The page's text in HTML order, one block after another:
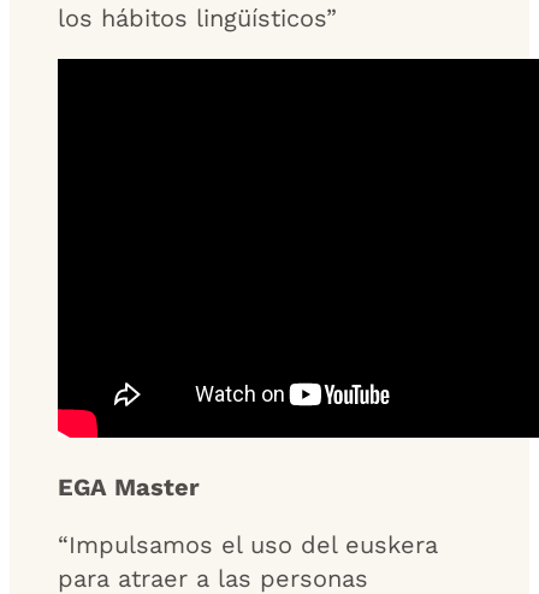
los hábitos lingüísticos”
EGA Master
“Impulsamos el uso del euskera
para atraer a las personas